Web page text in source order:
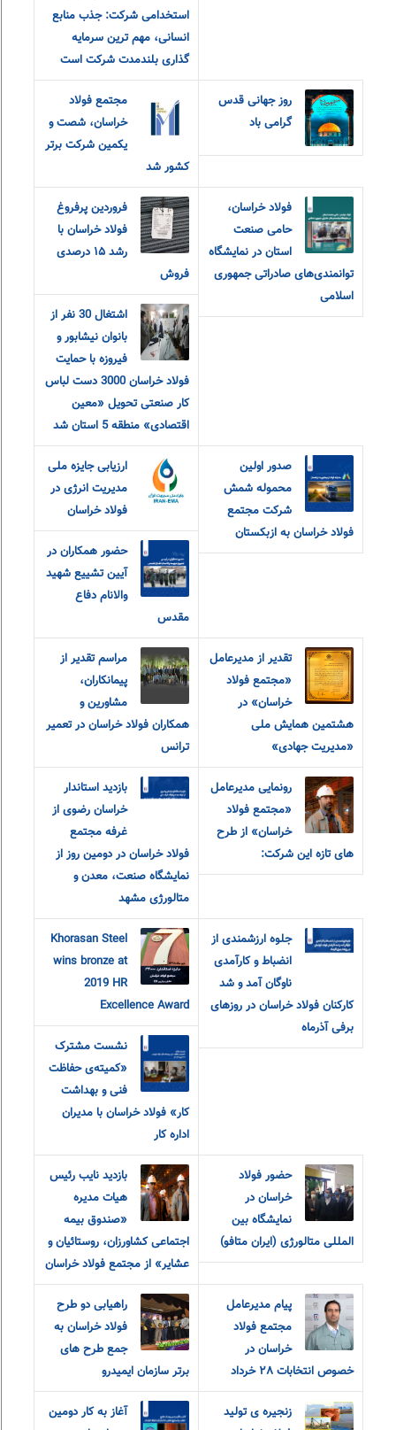
استخدامی شرکت: جذب منابع
انسانی، مهم ترین سرمایه
گذاری بلندمدت شرکت است
روز جهانی قدس
گرامی باد
مجتمع فولاد
خراسان، شصت و
یکمین شرکت برتر
کشور شد
فولاد خراسان،
حامی صنعت
استان در نمایشگاه
توانمندی‌های صادراتی جمهوری
اسلامی
فروردین پرفروغ
فولاد خراسان با
رشد ۱۵ درصدی
فروش
اشتغال 30 نفر از
بانوان نیشابور و
فیروزه با حمایت
فولاد خراسان 3000 دست لباس
کار صنعتی تحویل «معین
اقتصادی» منطقه 5 استان شد
صدور اولین
محموله شمش
شرکت مجتمع
فولاد خراسان به ازبکستان
ارزیابی جایزه ملی
مدیریت انرژی در
فولاد خراسان
حضور همکاران در
آیین تشییع شهید
والانام دفاع
مقدس
تقدیر از مدیرعامل
«مجتمع فولاد
خراسان» در
هشتمین همایش ملی
«مدیریت جهادی»
مراسم تقدیر از
پیمانکاران،
مشاورین و
همکاران فولاد خراسان در تعمیر
ترانس
رونمایی مدیرعامل
«مجتمع فولاد
خراسان» از طرح
های تازه این شرکت:
بازدید استاندار
خراسان رضوی از
غرفه مجتمع
فولاد خراسان در دومین روز از
نمایشگاه صنعت، معدن و
متالورژی مشهد
جلوه ارزشمندی از
انضباط و کارآمدی
ناوگان آمد و شد
کارکنان فولاد خراسان در روزهای
برفی آذرماه
Khorasan Steel
wins bronze at
2019 HR
Excellence Award
نشست مشترک
«کمیته‌ی حفاظت
فنی و بهداشت
کار» فولاد خراسان با مدیران
اداره کار
حضور فولاد
خراسان در
نمایشگاه بین
المللی متالورژی (ایران متافو)
بازدید نایب رئیس
هیات مدیره
«صندوق بیمه
اجتماعی کشاورزان، روستائیان و
عشایر» از مجتمع فولاد خراسان
پیام مدیرعامل
مجتمع فولاد
خراسان در
خصوص انتخابات ٢٨ خرداد
راهیابی دو طرح
فولاد خراسان به
جمع طرح های
برتر سازمان ایمیدرو
زنجیره ی تولید
آغاز به کار دومین